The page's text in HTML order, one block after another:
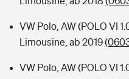
VW Polo, AW (POLO VI
Limousine, ab 2019
VW Polo, AW (POLO VI